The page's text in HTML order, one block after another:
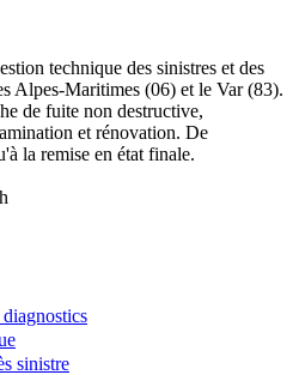
technique des sinistres et des
Alpes-Maritimes (06) et le Var (83).
de fuite non destructive,
et rénovation. De
la remise en état finale.
sinistre